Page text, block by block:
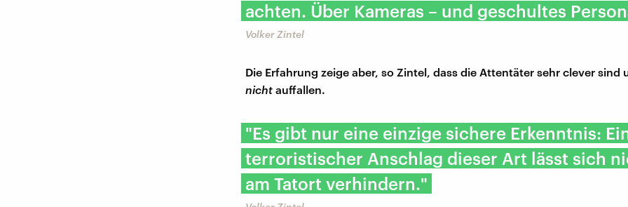
achten. Über Kameras – und geschultes
Volker Zintel
Die Erfahrung zeige aber, so Zintel, dass die Attentäter sehr clever sind
nicht auffallen.
"Es gibt nur eine einzige sichere Erkenntnis:
terroristischer Anschlag dieser Art lässt sich
am Tatort verhindern."